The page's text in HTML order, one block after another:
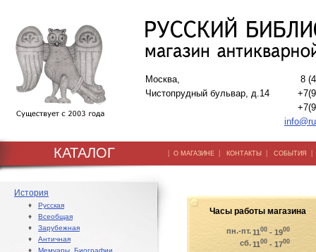
Москва,
Чистопрудный бульвар, д.14
8
КАТАЛОГ | О МАГАЗИНЕ | КОНТАКТЫ | СОБЫТИЯ
История
♦ Русская
♦ Всеобщая
♦ Зарубежная
♦ Античная
♦ Мемуары. Биографии
Часы работы магазина
пн.-пт.1100 - 1900
сб.1100 - 1700